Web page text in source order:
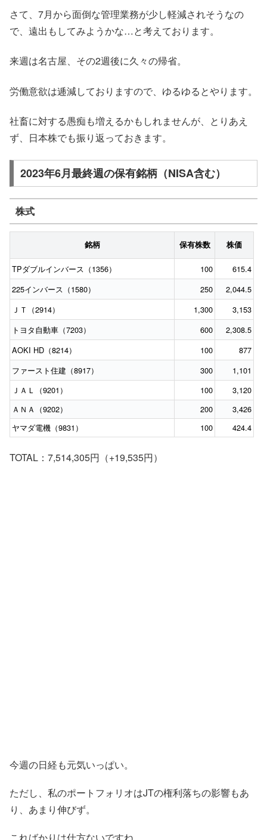
さて、7月から面倒な管理業務が少し軽減されそうなの
で、遠出もしてみようかな…と考えております。
来週は名古屋、その2週後に久々の帰省。
労働意欲は逓減しておりますので、ゆるゆるとやります。
社畜に対する愚痴も増えるかもしれませんが、とりあえ
ず、日本株でも振り返っておきます。
2023年6月最終週の保有銘柄（NISA含む）
株式
銘柄 保有株数 株価
TPダブルインバース（1356） 100
615.4
225インバース（1580）
250
2,044.5
ＪＴ（2914）
1,300
3,153
トヨタ自動車（7203）
600
2,308.5
AOKI HD（8214）
100
877
ファースト住建（8917）
300
1,101
ＪＡＬ（9201）
100
3,120
ＡＮＡ（9202）
200
3,426
ヤマダ電機（9831）
100 424.4
TOTAL：7,514,305円（+19,535円）
今週の日経も元気いっぱい。
ただし、私のポートフォリオはJTの権利落ちの影響もあ
り、あまり伸びず。